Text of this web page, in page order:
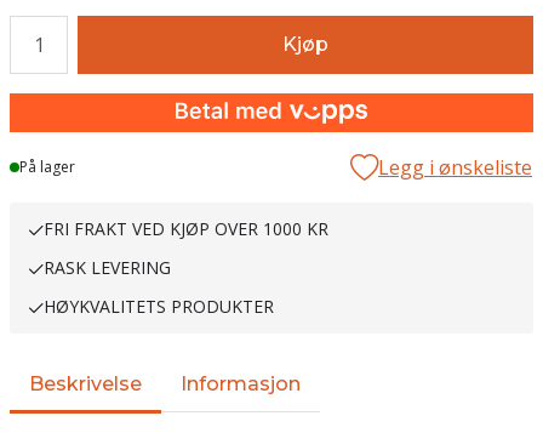
Kjøp
På lager Legg i ønskeliste
FRI FRAKT VED KJØP OVER 1000 KR
RASK LEVERING
HØYKVALITETS PRODUKTER
Beskrivelse Informasjon